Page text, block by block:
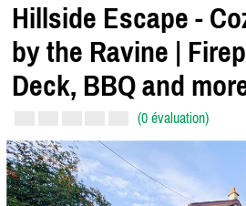
Hillside Escape -
by the Ravine |
Deck, BBQ and
(0 évaluation)